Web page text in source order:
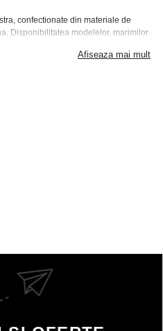
confectionate din materiale de
Disponibilitatea modelelor, marimilor
pe site-ul reverse.ro sa fie indragite
Afiseaza mai mult